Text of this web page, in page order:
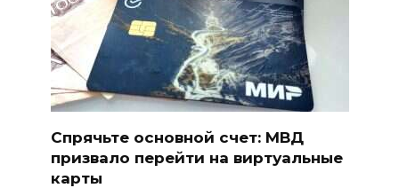
Спрячьте основной счет: МВД
призвало перейти на виртуальные
карты